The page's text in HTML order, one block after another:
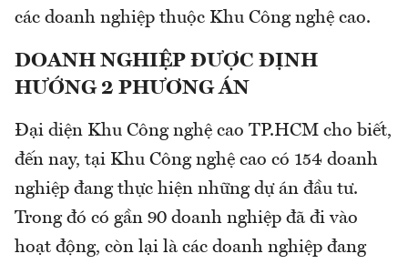
các doanh nghiệp thuộc Khu Công nghệ cao.
DOANH NGHIỆP ĐƯỢC ĐỊNH
HƯỚNG 2 PHƯƠNG ÁN
Đại diện Khu Công nghệ cao TP.HCM cho biết,
đến nay, tại Khu Công nghệ cao có 154 doanh
nghiệp đang thực hiện những dự án đầu tư.
Trong đó có gần 90 doanh nghiệp đã đi vào
hoạt động, còn lại là các doanh nghiệp đang